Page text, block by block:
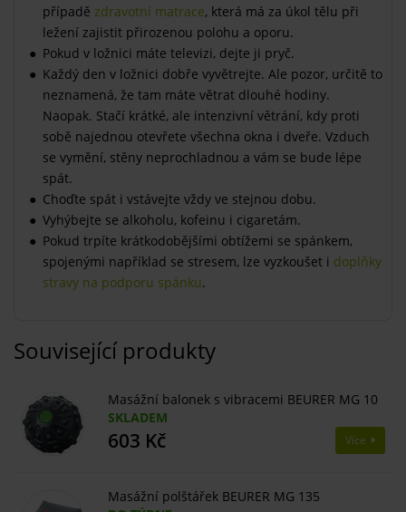
případě zdravotní matrace, která má za úkol tělu při
ležení zajistit přirozenou polohu a oporu.
Pokud v ložnici máte televizi, dejte ji pryč.
Každý den v ložnici dobře vyvětrejte. Ale pozor, určitě to
neznamená, že tam máte větrat dlouhé hodiny.
Naopak. Stačí krátké, ale intenzivní větrání, kdy proti
sobě najednou otevřete všechna okna i dveře. Vzduch
se vymění, stěny neprochladnou a vám se bude lépe
spát.
Choďte spát i vstávejte vždy ve stejnou dobu.
​Vyhýbejte se alkoholu, kofeinu i cigaretám.
Pokud trpíte krátkodobějšími obtížemi se spánkem,
spojenými například se stresem, lze vyzkoušet i doplňky
stravy na podporu spánku.
Související produkty
Masážní balonek s vibracemi BEURER MG 10
SKLADEM
603 Kč Více
Masážní polštářek BEURER MG 135